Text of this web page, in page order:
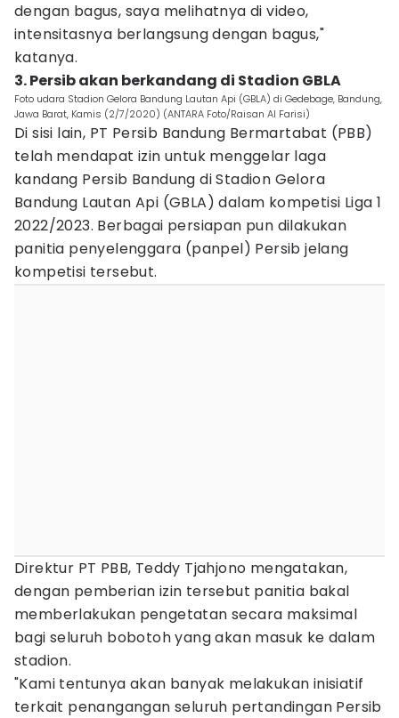
dengan bagus, saya melihatnya di video,
intensitasnya berlangsung dengan bagus,"
katanya.
3. Persib akan berkandang di Stadion GBLA
Foto udara Stadion Gelora Bandung Lautan Api (GBLA) di Gedebage, Bandung,
Jawa Barat, Kamis (2/7/2020) (ANTARA Foto/Raisan Al Farisi)
Di sisi lain, PT Persib Bandung Bermartabat (PBB)
telah mendapat izin untuk menggelar laga
kandang Persib Bandung di Stadion Gelora
Bandung Lautan Api (GBLA) dalam kompetisi Liga 1
2022/2023. Berbagai persiapan pun dilakukan
panitia penyelenggara (panpel) Persib jelang
kompetisi tersebut.
Direktur PT PBB, Teddy Tjahjono mengatakan,
dengan pemberian izin tersebut panitia bakal
memberlakukan pengetatan secara maksimal
bagi seluruh bobotoh yang akan masuk ke dalam
stadion.
"Kami tentunya akan banyak melakukan inisiatif
terkait penangangan seluruh pertandingan Persib